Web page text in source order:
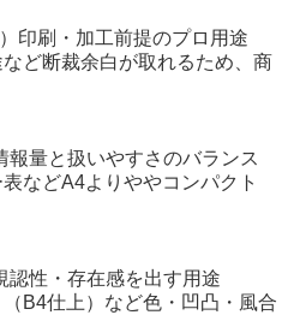
印刷・加工前提のプロ用途
ど断裁余白が取れるため、商
報量と扱いやすさのバランス
などA4よりややコンパクト
認性・存在感を出す用途
B4仕上）など色・凹凸・風合